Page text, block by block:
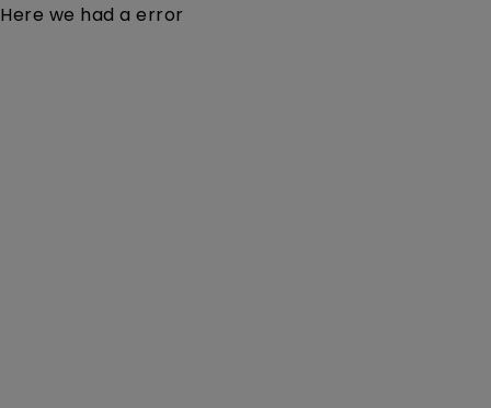
Here we had a error